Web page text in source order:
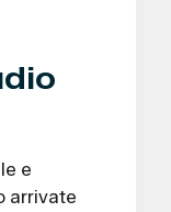
e
arrivate